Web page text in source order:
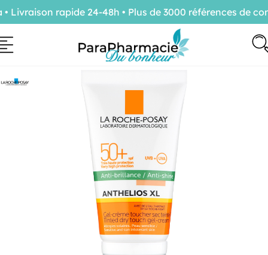
rapide 24-48h • Plus de 3000 références de